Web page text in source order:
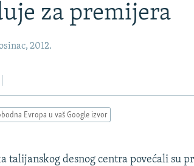
za premijera
2012.
Evropa u vaš Google izvor
talijanskog desnog centra povećali su